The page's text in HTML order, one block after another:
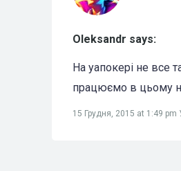
Oleksandr says:
На уапокері не все
працюємо в цьому
15 Грудня, 2015 at 1:49 pm